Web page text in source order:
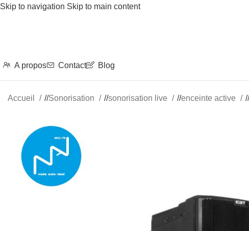
Skip to navigation Skip to main content
A propos Contact Blog
Accueil / Sonorisation / sonorisation live / enceinte active /